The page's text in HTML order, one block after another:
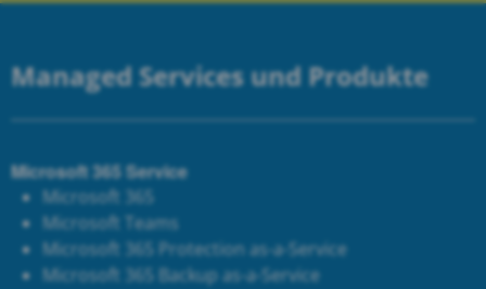
Managed Services und Produkte
Microsoft 365 Service
Microsoft 365
Microsoft Teams
Microsoft 365 Protection as-a-Service
Microsoft 365 Backup as-a-Service